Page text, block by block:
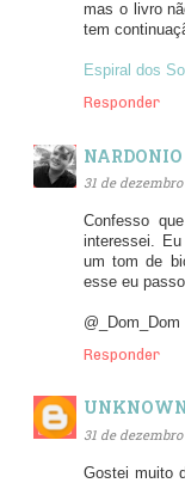
mas o livro
tem
Espiral dos
Responder
NARDONIO
31 de dezembro
Confesso
interessei.
um tom de
esse eu
@_Dom_Dom
Responder
31 de dezembro
Gostei muito